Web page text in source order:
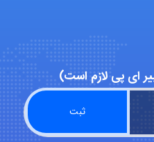
Poubakhtiari
Alirez0990
ای پی لازم است)